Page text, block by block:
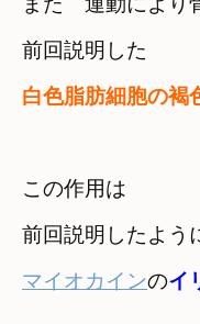
白色脂肪細胞の褐
この作用は
マイオカインのイ